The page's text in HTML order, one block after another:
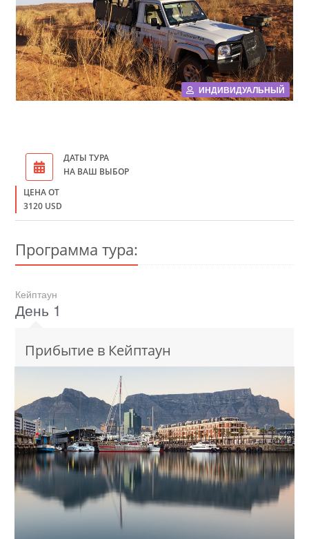
ИНДИВИДУАЛЬНЫЙ
ДАТЫ ТУРА
НА ВАШ ВЫБОР
ЦЕНА ОТ
3120 USD
Программа тура:
Кейптаун
День 1
Прибытие в Кейптаун